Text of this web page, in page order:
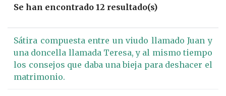
Se han encontrado 12 resultado(s)
Sátira compuesta entre un viudo llamado Juan y
una doncella llamada Teresa, y al mismo tiempo
los consejos que daba una bieja para deshacer el
matrimonio.